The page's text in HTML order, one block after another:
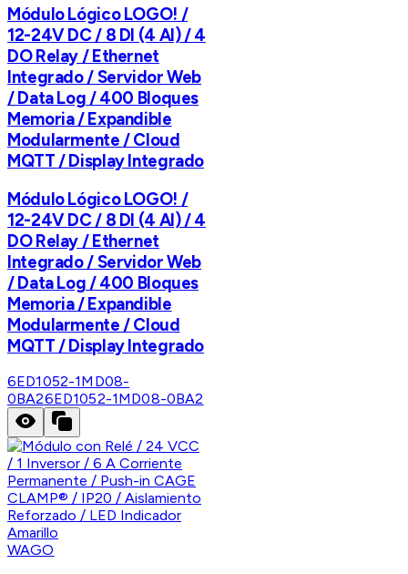
Módulo Lógico LOGO! /
12-24V DC / 8 DI (4 AI) / 4
DO Relay / Ethernet
Integrado / Servidor Web
/ Data Log / 400 Bloques
Memoria / Expandible
Modularmente / Cloud
MQTT / Display Integrado
Módulo Lógico LOGO! /
12-24V DC / 8 DI (4 AI) / 4
DO Relay / Ethernet
Integrado / Servidor Web
/ Data Log / 400 Bloques
Memoria / Expandible
Modularmente / Cloud
MQTT / Display Integrado
6ED1052-1MD08-
0BA26ED1052-1MD08-0BA2
WAGO